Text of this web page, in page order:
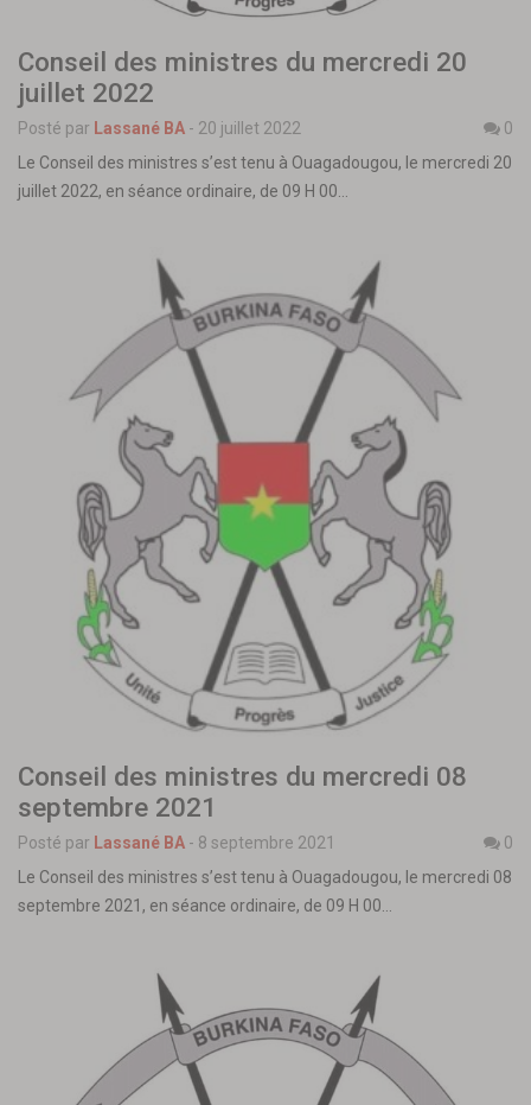
Conseil des ministres du mercredi 20
juillet 2022
Posté par Lassané BA - 20 juillet 2022
0
Le Conseil des ministres s’est tenu à Ouagadougou, le mercredi 20
juillet 2022, en séance ordinaire, de 09 H 00…
Conseil des ministres du mercredi 08
septembre 2021
Posté par Lassané BA - 8 septembre 2021
0
Le Conseil des ministres s’est tenu à Ouagadougou, le mercredi 08
septembre 2021, en séance ordinaire, de 09 H 00…